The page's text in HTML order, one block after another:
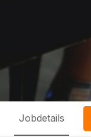
Jobdetails